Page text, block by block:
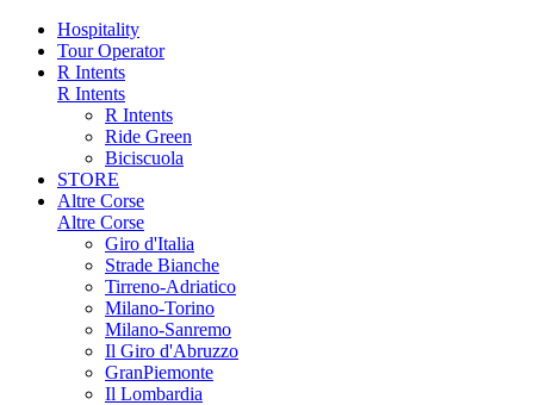
Hospitality
Tour Operator
R Intents
R Intents
R Intents
Ride Green
Biciscuola
STORE
Altre Corse
Altre Corse
Giro d'Italia
Strade Bianche
Tirreno-Adriatico
Milano-Torino
Milano-Sanremo
Il Giro d'Abruzzo
GranPiemonte
Il Lombardia